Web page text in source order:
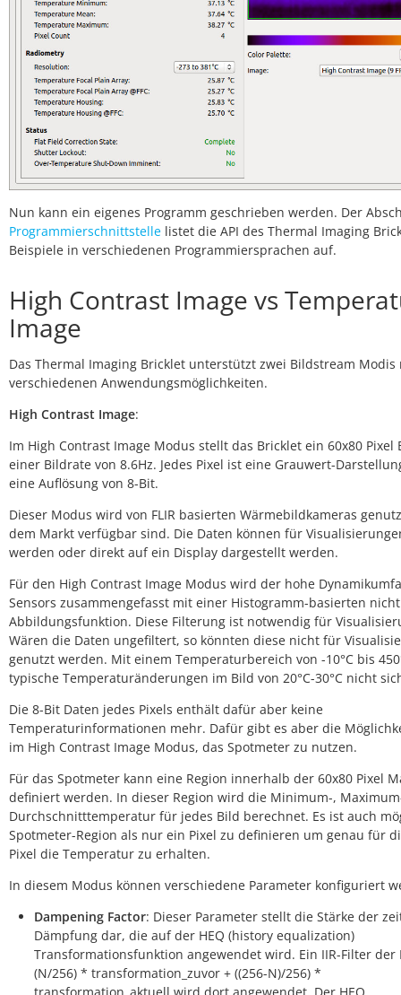
Nun kann ein eigenes Programm geschrieben werden. Der
Programmierschnittstelle listet die API des Thermal Imaging
Beispiele in verschiedenen Programmiersprachen auf.
High Contrast Image vs
Image
Das Thermal Imaging Bricklet unterstützt zwei Bildstream Modis
verschiedenen Anwendungsmöglichkeiten.
High Contrast Image:
Im High Contrast Image Modus stellt das Bricklet ein 60x80 Pixel
einer Bildrate von 8.6Hz. Jedes Pixel ist eine Grauwert-
eine Auflösung von 8-Bit.
Dieser Modus wird von FLIR basierten Wärmebildkameras
dem Markt verfügbar sind. Die Daten können für
werden oder direkt auf ein Display dargestellt werden.
Für den High Contrast Image Modus wird der hohe
Sensors zusammengefasst mit einer Histogramm-basierten
Abbildungsfunktion. Diese Filterung ist notwendig für
Wären die Daten ungefiltert, so könnten diese nicht für
genutzt werden. Mit einem Temperaturbereich von -10°C bis
typische Temperaturänderungen im Bild von 20°C-30°C nicht
Die 8-Bit Daten jedes Pixels enthält dafür aber keine
Temperaturinformationen mehr. Dafür gibt es aber die
im High Contrast Image Modus, das Spotmeter zu nutzen.
Für das Spotmeter kann eine Region innerhalb der 60x80 Pixel
definiert werden. In dieser Region wird die Minimum-,
Durchschnitttemperatur für jedes Bild berechnet. Es ist auch
Spotmeter-Region als nur ein Pixel zu definieren um genau für
Pixel die Temperatur zu erhalten.
In diesem Modus können verschiedene Parameter konfiguriert
Dampening Factor: Dieser Parameter stellt die Stärke der
Dämpfung dar, die auf der HEQ (history equalization)
Transformationsfunktion angewendet wird. Ein IIR-Filter der
(N/256) * transformation_zuvor + ((256-N)/256) *